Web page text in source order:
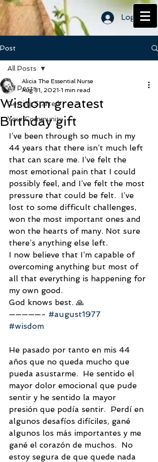
Log In
Post
All Posts
Getting Started
Your Community
All Posts
Wisdom greatest
Birthday gift
Alicia The Essential Nurse
Aug 31, 2021 1 min read
I’ve been through so much in my
44 years that there isn’t much left
that can scare me. I’ve felt the
most emotional pain that I could
possibly feel, and I’ve felt the most
pressure that could be felt.  I’ve
lost to some difficult challenges,
won the most important ones and
won the hearts of many. Not sure
there’s anything else left.
I now believe that I’m capable of
overcoming anything but most of
all that everything is happening for
my own good.
God knows best. 🙏
—————- #august1977
#wisdom
He pasado por tanto en mis 44
años que no queda mucho que
pueda asustarme.  He sentido el
mayor dolor emocional que pude
sentir y he sentido la mayor
presión que podía sentir.  Perdí en
algunos desafíos difíciles, gané
algunos los más importantes y me
gané el corazón de muchos.  No
estoy segura de que quede nada